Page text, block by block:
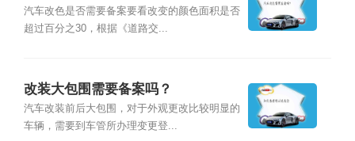
汽车改色是否需要备案要看改变的颜色面积是否
超过百分之30，根据《道路交...
改装大包围需要备案吗？
汽车改装前后大包围，对于外观更改比较明显的
车辆，需要到车管所办理变更登...